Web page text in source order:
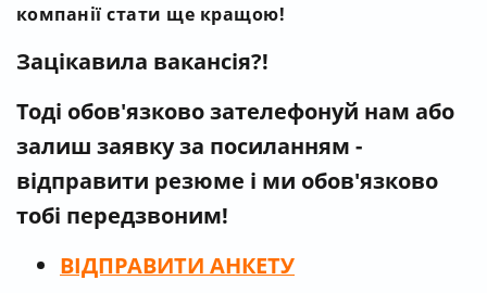
компанії стати ще кращою!
Зацікавила вакансія?!
Тоді обов'язково зателефонуй нам або
залиш заявку за посиланням -
відправити резюме і ми обов'язково
тобі передзвоним!
ВІДПРАВИТИ АНКЕТУ